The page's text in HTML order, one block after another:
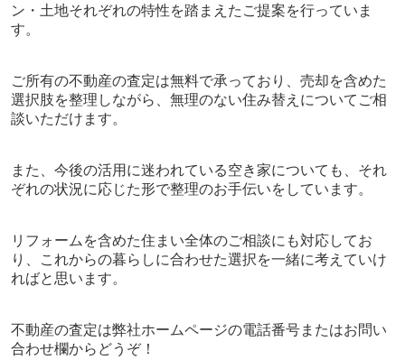
ン・土地それぞれの特性を踏まえたご提案を行っていま
す。
ご所有の不動産の査定は無料で承っており、売却を含めた
選択肢を整理しながら、無理のない住み替えについてご相
談いただけます。
また、今後の活用に迷われている空き家についても、それ
ぞれの状況に応じた形で整理のお手伝いをしています。
リフォームを含めた住まい全体のご相談にも対応してお
り、これからの暮らしに合わせた選択を一緒に考えていけ
ればと思います。
不動産の査定は弊社ホームページの電話番号またはお問い
合わせ欄から どうぞ！